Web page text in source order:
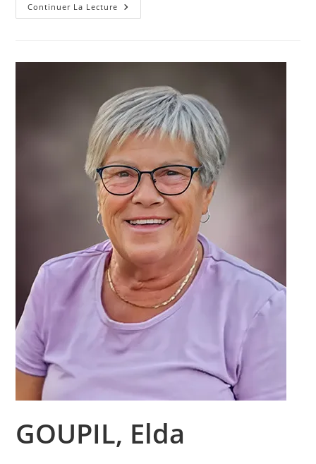
Continuer La Lecture MÉTHOT,
Claudette
GOUPIL, Elda